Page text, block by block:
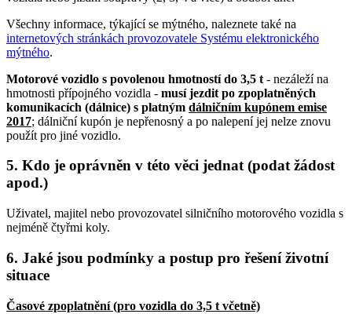
Všechny informace, týkající se mýtného, naleznete také na
internetových stránkách provozovatele Systému elektronického
mýtného.
Motorové vozidlo s povolenou hmotností do 3,5 t - nezáleží na
hmotnosti přípojného vozidla - musí jezdit po zpoplatněných
komunikacích (dálnice) s platným dálničním kupónem emise
2017; dálniční kupón je nepřenosný a po nalepení jej nelze znovu
použít pro jiné vozidlo.
5. Kdo je oprávněn v této věci jednat (podat žádost
apod.)
Uživatel, majitel nebo provozovatel silničního motorového vozidla s
nejméně čtyřmi koly.
6. Jaké jsou podmínky a postup pro řešení životní
situace
Časové zpoplatnění (pro vozidla do 3,5 t včetně)